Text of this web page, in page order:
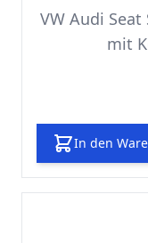
VW Audi
mit
In den